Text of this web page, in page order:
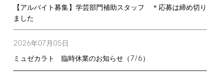
【アルバイト募集】学芸部門補助スタッフ ＊応募は締め切り
ました
2026年07月 05日
ミュゼカラト 臨時休業のお知らせ（7/6）